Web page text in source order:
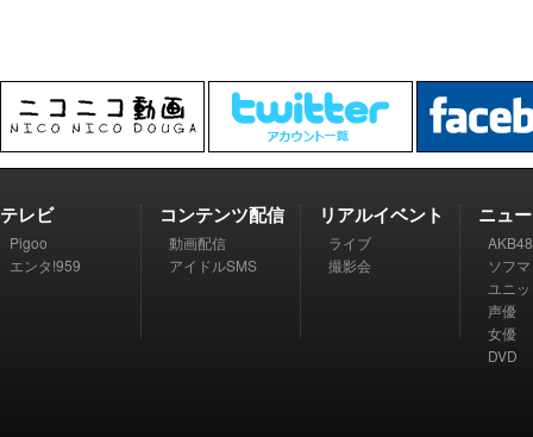
テレビ
Pigoo
エンタ!959
コンテンツ配信
動画配信
アイドルSMS
リアルイベント
ライブ
撮影会
ニュ
AKB48
ソフ
ユニ
声優
女優
DVD